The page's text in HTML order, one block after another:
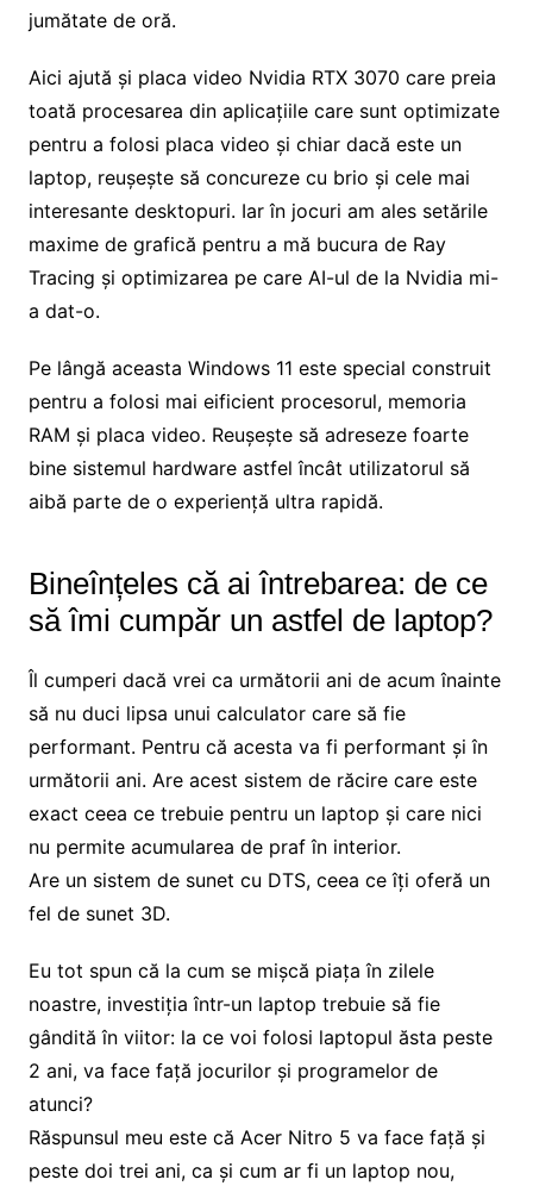
jumătate de oră.
Aici ajută și placa video Nvidia RTX 3070 care preia
toată procesarea din aplicațiile care sunt optimizate
pentru a folosi placa video și chiar dacă este un
laptop, reușește să concureze cu brio și cele mai
interesante desktopuri. Iar în jocuri am ales setările
maxime de grafică pentru a mă bucura de Ray
Tracing și optimizarea pe care AI-ul de la Nvidia mi-
a dat-o.
Pe lângă aceasta Windows 11 este special construit
pentru a folosi mai eificient procesorul, memoria
RAM și placa video. Reușește să adreseze foarte
bine sistemul hardware astfel încât utilizatorul să
aibă parte de o experiență ultra rapidă.
Bineînțeles că ai întrebarea: de ce
să îmi cumpăr un astfel de laptop?
Îl cumperi dacă vrei ca următorii ani de acum înainte
să nu duci lipsa unui calculator care să fie
performant. Pentru că acesta va fi performant și în
următorii ani. Are acest sistem de răcire care este
exact ceea ce trebuie pentru un laptop și care nici
nu permite acumularea de praf în interior.
Are un sistem de sunet cu DTS, ceea ce îți oferă un
fel de sunet 3D.
Eu tot spun că la cum se mișcă piața în zilele
noastre, investiția într-un laptop trebuie să fie
gândită în viitor: la ce voi folosi laptopul ăsta peste
2 ani, va face față jocurilor și programelor de
atunci?
Răspunsul meu este că Acer Nitro 5 va face față și
peste doi trei ani, ca și cum ar fi un laptop nou,